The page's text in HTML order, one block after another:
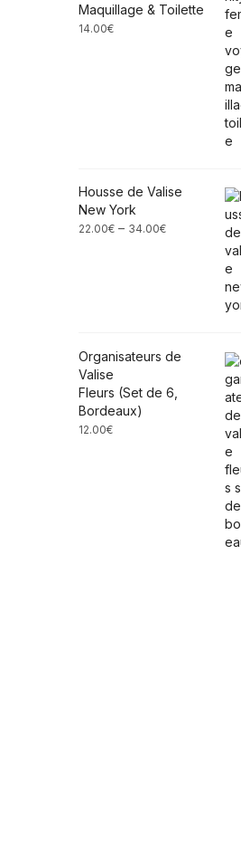
Maquillage & Toilette
14.00€
Housse de Valise
New York
22.00€ – 34.00€
Organisateurs de
Valise
Fleurs (Set de 6,
Bordeaux)
12.00€